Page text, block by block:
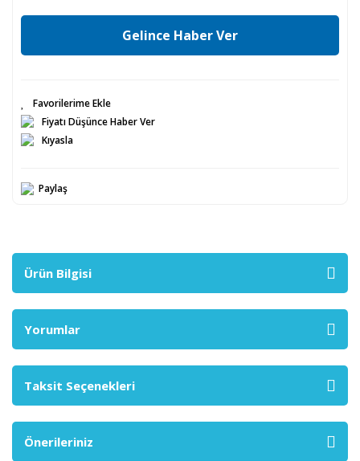
Gelince Haber Ver
Fiyatı Düşünce Haber Ver
Kıyasla
Paylaş
Ürün Bilgisi
Yorumlar
Taksit Seçenekleri
Önerileriniz